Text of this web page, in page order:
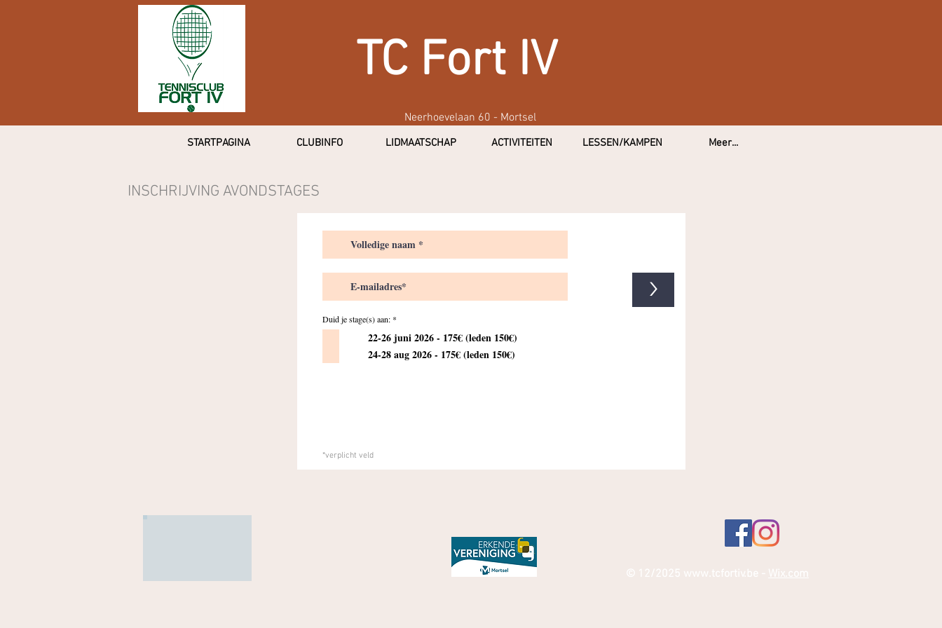
TC Fort IV
Neerhoevelaan 60 - Mortsel
STARTPAGINA CLUBINFO LIDMAATSCHAP ACTIVITEITEN LESSEN/KAMPEN Meer...
INSCHRIJVING AVONDSTAGES
Duid je stage(s) aan: *
r
e
i
s
22-26 juni 2026 - 175€ (leden 150€)
24-28 aug 2026 - 175€ (leden 150€)
>
*verplicht veld
© 12 /2025 www.tcfortiv.be - Wix.com